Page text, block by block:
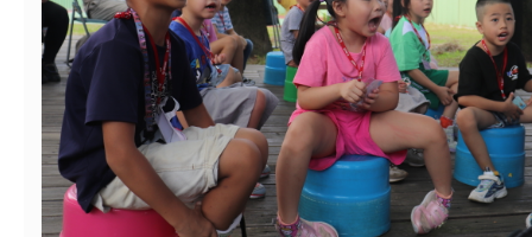
份及道安宣導影像素
設置防災(颱)專區」
信誼基金會於6／27
【打噴嚏、流鼻水、
0-8歲抗過敏照護指
童過敏免疫專家 林
檢送桃園市政府LED
字稿及LCD託播影片
檢送桃園市政府家庭
「小桃家6月課程資
檢送桃園市政府LED